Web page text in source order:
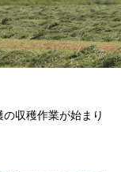
収穫作業が始まり